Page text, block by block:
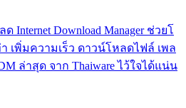
Internet Download Manager ช่วยโ
เพิ่มความเร็ว ดาวน์โหลดไฟล์ เพล
ล่าสุด จาก Thaiware ไว้ใจได้แน่น